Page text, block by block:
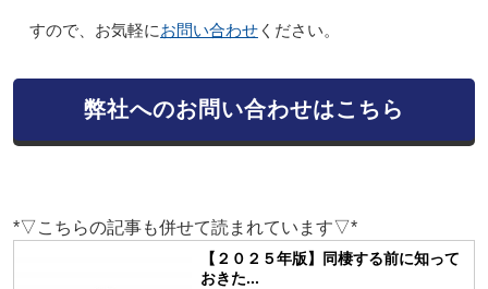
すので、お気軽にお問い合わせください。
弊社へのお問い合わせはこちら
*▽こちらの記事も併せて読まれています▽*
【２０２５年版】同棲する前に知って
おきた...